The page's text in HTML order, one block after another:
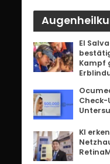
El
Kampf
Check-
KI